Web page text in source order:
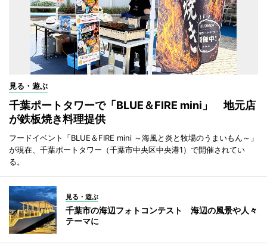
見る・遊ぶ
千葉ポートタワーで「BLUE＆FIRE mini」 地元店
が鉄板焼き料理提供
フードイベント「BLUE＆FIRE mini ～海風と炎と牧場のうまいもん～」
が現在、千葉ポートタワー（千葉市中央区中央港1）で開催されてい
る。
見る・遊ぶ
千葉市の海辺フォトコンテスト 海辺の風景や人々
テーマに